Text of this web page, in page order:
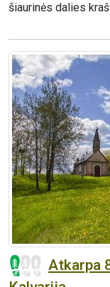
šiaurinės dalies
Atkarpa